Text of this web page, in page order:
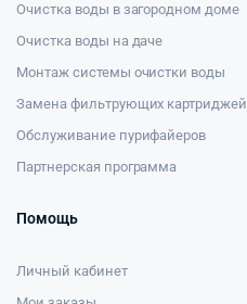
Очистка воды в загородном доме
Очистка воды на даче
Монтаж системы очистки воды
Замена фильтрующих картриджей
Обслуживание пурифайеров
Партнерская программа
Помощь
Личный кабинет